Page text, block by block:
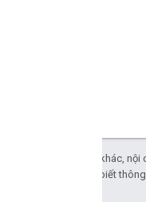
Trừ phi có lưu ý khác,
. Để biết